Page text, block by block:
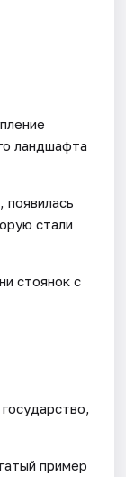
ландшафта
появилась
стали
стоянок с
пример